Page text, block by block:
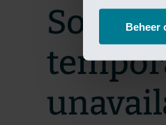
Beheer
Sorry!